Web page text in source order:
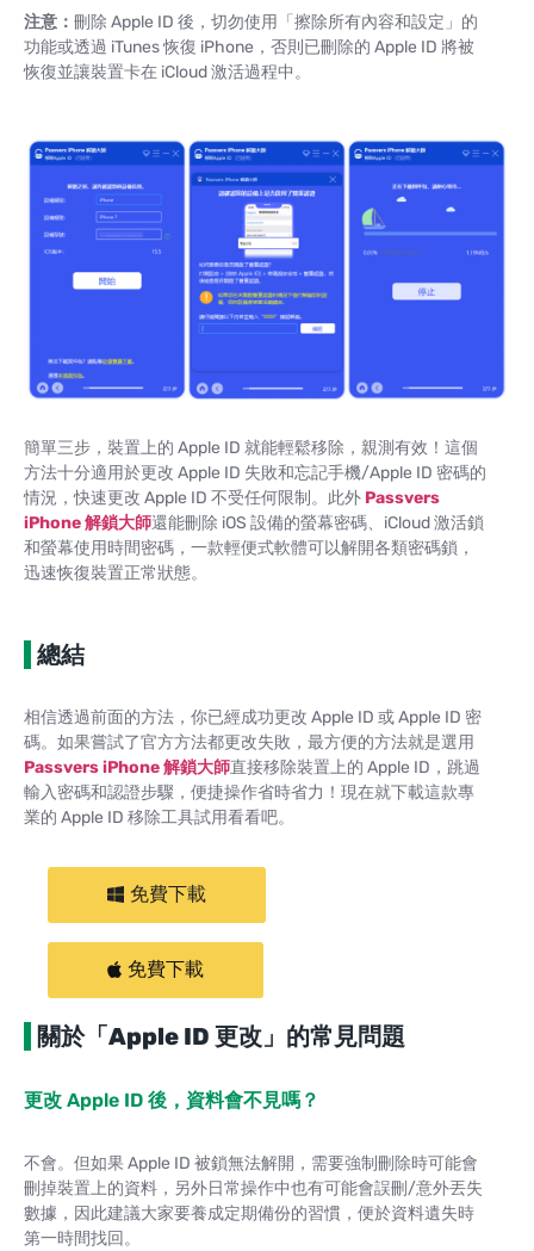
注意： 刪除 Apple ID 後，切勿使用「擦除所有內容和設定」的
功能或透過 iTunes 恢復 iPhone，否則已刪除的 Apple ID 將被
恢復並讓裝置卡在 iCloud 激活過程中。
簡單三步，裝置上的 Apple ID 就能輕鬆移除，親測有效！這個
方法十分適用於更改 Apple ID 失敗和忘記手機/Apple ID 密碼的
情況，快速更改 Apple ID 不受任何限制。此外 Passvers
iPhone 解鎖大師還能刪除 iOS 設備的螢幕密碼、iCloud 激活鎖
和螢幕使用時間密碼，一款輕便式軟體可以解開各類密碼鎖，
迅速恢復裝置正常狀態。
總結
相信透過前面的方法，你已經成功更改 Apple ID 或 Apple ID 密
碼。如果嘗試了官方方法都更改失敗，最方便的方法就是選用
Passvers iPhone 解鎖大師直接移除裝置上的 Apple ID，跳過
輸入密碼和認證步驟，便捷操作省時省力！現在就下載這款專
業的 Apple ID 移除工具試用看看吧。
免費下載
免費下載
關於「Apple ID 更改」的常見問題
更改 Apple ID 後，資料會不見嗎？
不會。但如果 Apple ID 被鎖無法解開，需要強制刪除時可能會
刪掉裝置上的資料，另外日常操作中也有可能會誤刪/意外丟失
數據，因此建議大家要養成定期備份的習慣，便於資料遺失時
第一時間找回。